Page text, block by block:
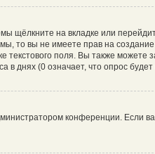
щёлкните на вкладке или
то вы не имеете прав на
поля. Вы также можете
днях (0 означает, что опрос
конференции. Если